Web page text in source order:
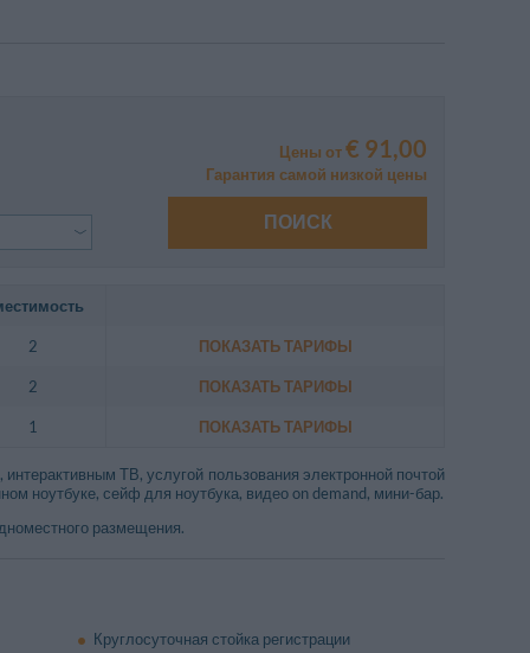
Цены от€ 91,00
Гарантия самой низкой цены
ПОИСК
2 ПОКАЗАТЬ ТАРИФЫ
2 ПОКАЗАТЬ ТАРИФЫ
1 ПОКАЗАТЬ ТАРИФЫ
ТВ, услугой пользования электронной почтой
ноутбуке, сейф для ноутбука, видео on demand, мини-бар.
размещения.
Круглосуточная стойка регистрации